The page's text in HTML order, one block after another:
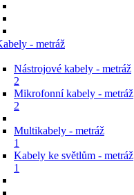
- metráž
Nástrojové kabely - metráž
2
Mikrofonní kabely - metráž
2
Multikabely - metráž
1
Kabely ke světlům - metráž
1